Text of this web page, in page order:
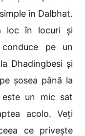
în Dalbhat.
loc în locuri și
pe un
Dhadingbesi și
șosea până la
este un mic sat
acolo. Veți
ce privește